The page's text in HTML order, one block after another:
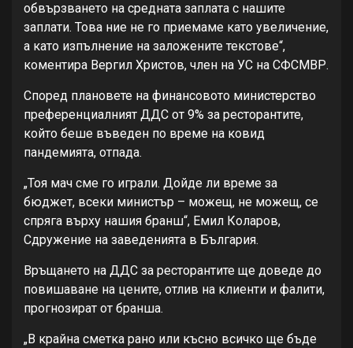
обвързването на средната заплата с нашите
заплати. Това ние не го приемаме като увеличение,
а като изпълнение на заложените текстове“,
коментира Вергил Христов, член на УС на СФСМВР.
Според плановете на финансовото министерство
преференциалният ДДС от 9% за ресторантите,
който беше въведен по време на ковид
пандемията, отпада.
„Тоя мач сме го играли. Дойде ли време за
бюджет, всеки министър – можещ, не можещ, се
спряга върху нашия бранш“, Емил Коларов,
Сдружение на заведенията в България.
Връщането на ДДС за ресторантите ще доведе до
повишаване на цените, отлив на клиенти и фалити,
прогнозират от бранша.
„В крайна сметка рано или късно всичко ще бъде